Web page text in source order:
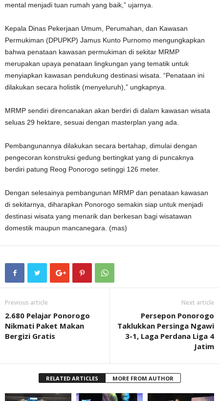
mental menjadi tuan rumah yang baik,” ujarnya.
Kepala Dinas Pekerjaan Umum, Perumahan, dan Kawasan
Permukiman (DPUPKP) Jamus Kunto Purnomo mengungkapkan
bahwa penataan kawasan permukiman di sekitar MRMP
merupakan upaya penataan lingkungan yang tematik untuk
menyiapkan kawasan pendukung destinasi wisata. “Penataan ini
dilakukan secara holistik (menyeluruh),” ungkapnya.
MRMP sendiri direncanakan akan berdiri di dalam kawasan wisata
seluas 29 hektare, sesuai dengan masterplan yang ada.
Pembangunannya dilakukan secara bertahap, dimulai dengan
pengecoran konstruksi gedung bertingkat yang di puncaknya
berdiri patung Reog Ponorogo setinggi 126 meter.
Dengan selesainya pembangunan MRMP dan penataan kawasan
di sekitarnya, diharapkan Ponorogo semakin siap untuk menjadi
destinasi wisata yang menarik dan berkesan bagi wisatawan
domestik maupun mancanegara. (mas)
Previous article
2.680 Pelajar Ponorogo
Nikmati Paket Makan
Bergizi Gratis
Next article
Persepon Ponorogo
Taklukkan Persinga Ngawi
3-1, Laga Perdana Liga 4
Jatim
RELATED ARTICLES MORE FROM AUTHOR